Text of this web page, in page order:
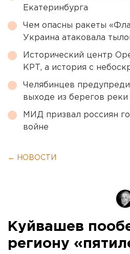
Екатеринбурга
Чем опасны ракеты
Украина атаковала
Исторический центр
КРТ, а история с
Челябинцев
выходе из берегов
МИД призвал россиян
войне
← НОВОСТИ
Куйвашев
региону